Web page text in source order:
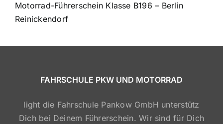
Motorrad-Führerschein Klasse B196 – Berlin
Reinickendorf
FAHRSCHULE PKW UND MOTORRAD
light die Fahrschule Pankow GmbH unterstütz
Dich bei Deinem Führerschein. Wir sind für Dich